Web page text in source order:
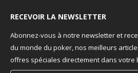
RECEVOIR LA NEWSLETTER
Abonnez-vous à notre newsletter et
du monde du poker, nos meilleurs
offres spéciales directement dans votre